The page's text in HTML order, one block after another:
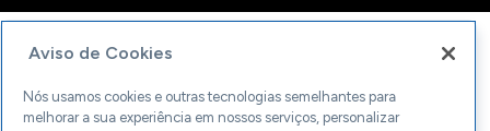
Aviso de Cookies
Nós usamos cookies e outras tecnologias semelhantes para
melhorar a sua experiência em nossos serviços, personalizar